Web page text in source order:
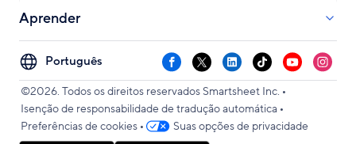
Aprender
Select
your
language
Facebook
X LinkedInTikTokYouTube
©2026. Todos os direitos reservados Smartsheet Inc. •
Isenção de responsabilidade de tradução automática •
Preferências de cookies • Suas opções de privacidade